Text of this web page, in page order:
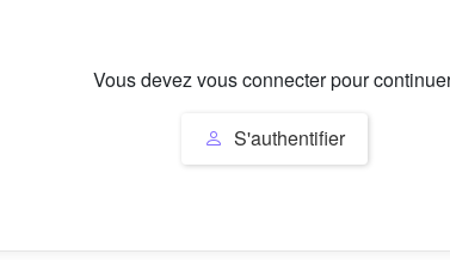
Vous devez vous connecter pour
S'authentifier